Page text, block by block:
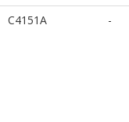
C4151A -